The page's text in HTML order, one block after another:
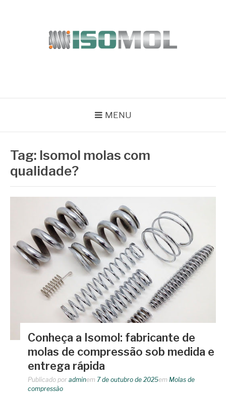
MENU
Tag: Isomol molas com
qualidade?
Conheça a Isomol: fabricante de
molas de compressão sob medida e
entrega rápida
Publicado por adminem 7 de outubro de 2025em Molas de
compressão